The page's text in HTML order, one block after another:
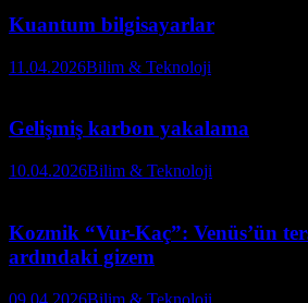
Kuantum bilgisayarlar
11.04.2026Bilim & Teknoloji
Gelişmiş karbon yakalama
10.04.2026Bilim & Teknoloji
Kozmik “Vur-Kaç”: Venüs’ün
ardındaki gizem
09.04.2026Bilim & Teknoloji